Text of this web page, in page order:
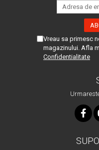
Vreau sa primesc
magazinului. Afla
Confidentialitate